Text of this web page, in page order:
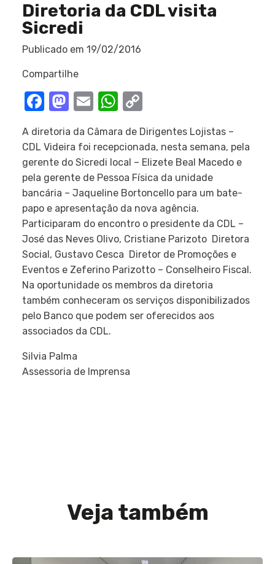
Diretoria da CDL visita
Sicredi
Publicado em 19/02/2016
Compartilhe
Facebook
Mastodon
EmailWhatsApp
A diretoria da Câmara de Dirigentes Lojistas –
CDL Videira foi recepcionada, nesta semana, pela
gerente do Sicredi local – Elizete Beal Macedo e
pela gerente de Pessoa Física da unidade
bancária – Jaqueline Bortoncello para um bate-
papo e apresentação da nova agência.
Participaram do encontro o presidente da CDL –
José das Neves Olivo, Cristiane Parizoto  Diretora
Social, Gustavo Cesca  Diretor de Promoções e
Eventos e Zeferino Parizotto – Conselheiro Fiscal.
Na oportunidade os membros da diretoria
também conheceram os serviços disponibilizados
pelo Banco que podem ser oferecidos aos
associados da CDL.
Silvia Palma
Assessoria de Imprensa
Veja também